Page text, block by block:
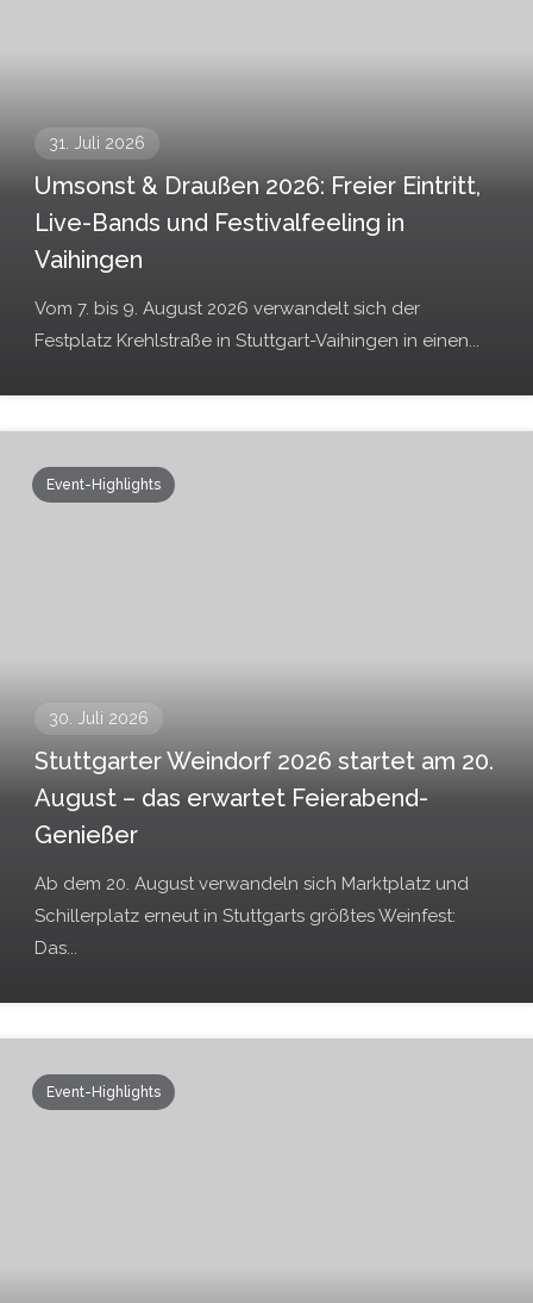
31. Juli 2026
Umsonst & Draußen 2026: Freier Eintritt,
Live-Bands und Festivalfeeling in
Vaihingen
Vom 7. bis 9. August 2026 verwandelt sich der
Festplatz Krehlstraße in Stuttgart-Vaihingen in einen...
Event-Highlights
30. Juli 2026
Stuttgarter Weindorf 2026 startet am 20.
August – das erwartet Feierabend-
Genießer
Ab dem 20. August verwandeln sich Marktplatz und
Schillerplatz erneut in Stuttgarts größtes Weinfest:
Das...
Event-Highlights